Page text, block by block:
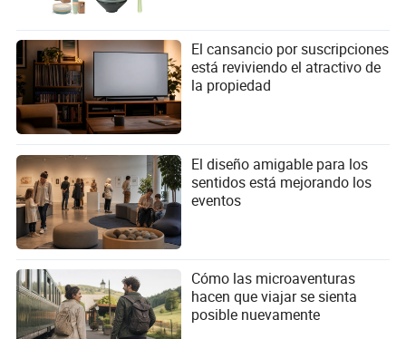
El cansancio por suscripciones
está reviviendo el atractivo de
la propiedad
El diseño amigable para los
sentidos está mejorando los
eventos
Cómo las microaventuras
hacen que viajar se sienta
posible nuevamente